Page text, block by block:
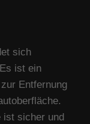
sich
ist ein
Entfernung
ist sicher und